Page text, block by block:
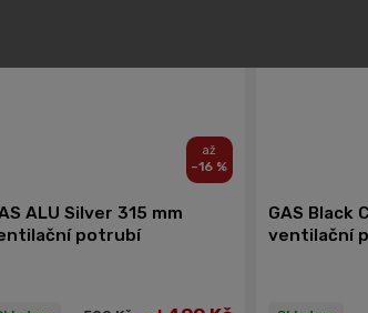
–16 %
ALU Silver 315 mm
potrubí
GAS Black
ventilační